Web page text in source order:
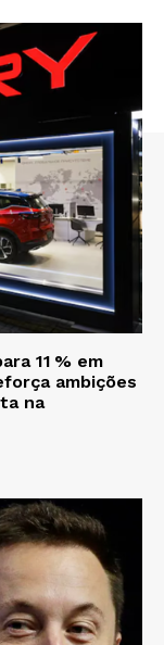
11 % em
ambições
na